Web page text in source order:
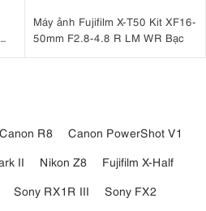
Máy ảnh Fujifilm X-T50 Kit XF16-
50mm F2.8-4.8 R LM WR Bạc
Canon R8
Canon PowerShot V1
II Nikon Z8
Fujifilm X-Half
Sony RX1R III
Sony FX2